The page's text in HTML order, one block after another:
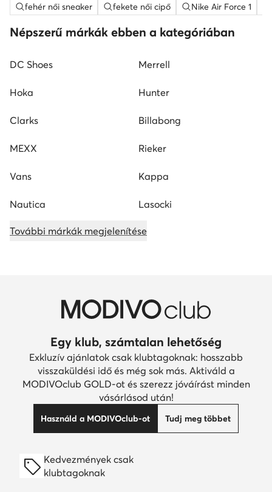
fehér női sneaker fekete női cipő Nike Air Force 1
Népszerű márkák ebben a kategóriában
DC Shoes Merrell
Hoka Hunter
Clarks Billabong
MEXX Rieker
Vans Kappa
Nautica Lasocki
További márkák megjelenítése
Egy klub, számtalan lehetőség
Exkluzív ajánlatok csak klubtagoknak: hosszabb
visszaküldési idő és még sok más. Aktiváld a
MODIVOclub GOLD-ot és szerezz jóváírást minden
vásárlásod után!
Használd a MODIVOclub-ot Tudj meg többet
Kedvezmények csak
klubtagoknak